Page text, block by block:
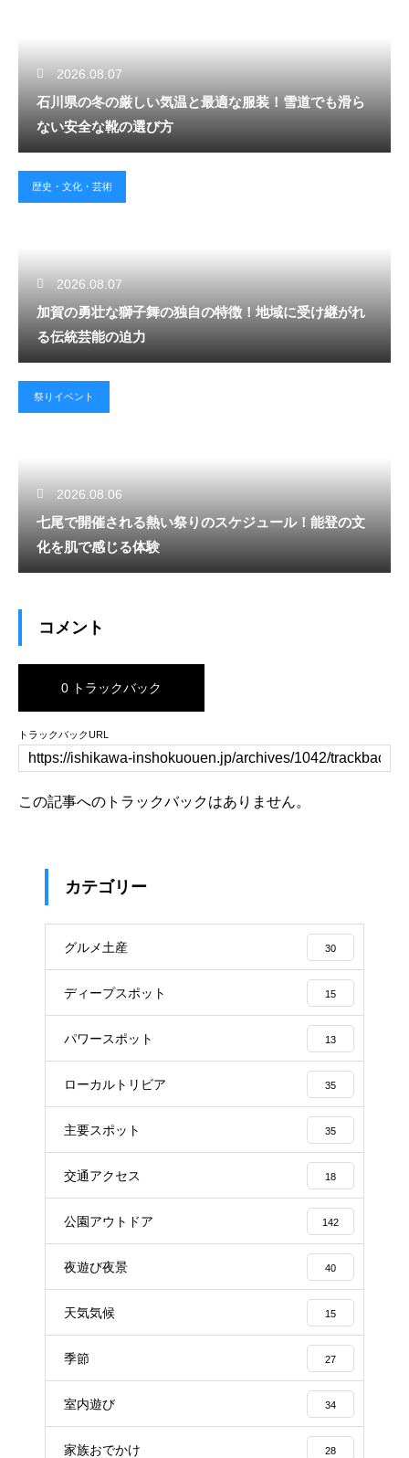
2026.08.07
石川県の冬の厳しい気温と最適な服装！雪道でも滑ら
ない安全な靴の選び方
歴史・文化・芸術
2026.08.07
加賀の勇壮な獅子舞の独自の特徴！地域に受け継がれ
る伝統芸能の迫力
祭りイベント
2026.08.06
七尾で開催される熱い祭りのスケジュール！能登の文
化を肌で感じる体験
コメント
0 トラックバック
トラックバックURL
この記事へのトラックバックはありません。
カテゴリー
グルメ土産 30
ディープスポット 15
パワースポット 13
ローカルトリビア 35
主要スポット 35
交通アクセス 18
公園アウトドア 142
夜遊び夜景 40
天気気候 15
季節 27
室内遊び 34
家族おでかけ 28